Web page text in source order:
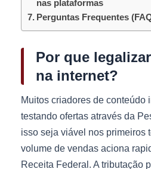
nas plataformas
Perguntas Frequentes
Por que
na internet?
Muitos criadores de conteúdo
testando ofertas através da
isso seja viável nos primeiros
volume de vendas aciona
Receita Federal. A tributação